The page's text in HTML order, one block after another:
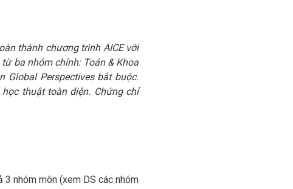
thành chương trình AICE với
ba nhóm chính: Toán & Khoa
Global Perspectives bắt buộc.
thuật toàn diện. Chứng chỉ
nhóm môn (xem DS các nhóm